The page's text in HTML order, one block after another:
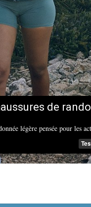
de
légère pensée pour les